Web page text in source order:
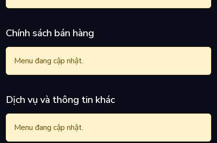
Chính sách bán hàng
Menu đang cập nhật.
Dịch vụ và thông tin khác
Menu đang cập nhật.